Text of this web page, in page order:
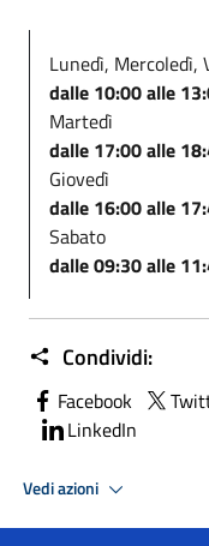
Lunedì, Mercoledì,
dalle 10:00 alle
Martedì
dalle 17:00 alle
Giovedì
dalle 16:00 alle
Sabato
dalle 09:30 alle
Condividi:
Facebook
LinkedIn
Vedi azioni